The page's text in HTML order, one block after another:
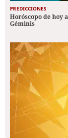
PREDICCIONES
Horóscopo de hoy
Géminis